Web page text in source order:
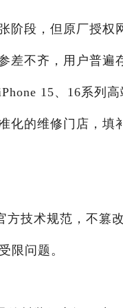
阶段，但原厂授权
差不齐，用户普
15、16系列
化的维修门店，填
技术规范，不篡
限问题。